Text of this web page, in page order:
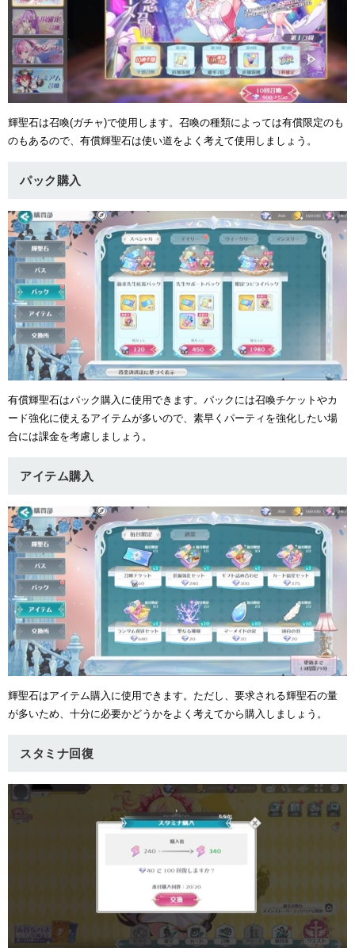
輝聖石は召喚(ガチャ)で使用します。召喚の種類によっては有償限定のも
のもあるので、有償輝聖石は使い道をよく考えて使用しましょう。
パック購入
有償輝聖石はパック購入に使用できます。パックには召喚チケットやカ
ード強化に使えるアイテムが多いので、素早くパーティを強化したい場
合には課金を考慮しましょう。
アイテム購入
輝聖石はアイテム購入に使用できます。ただし、要求される輝聖石の量
が多いため、十分に必要かどうかをよく考えてから購入しましょう。
スタミナ回復